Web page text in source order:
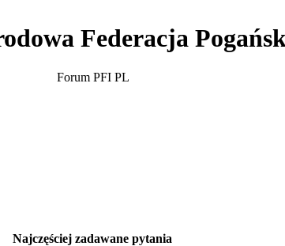
Federacja
Forum PFI PL
Najczęściej zadawane pytania